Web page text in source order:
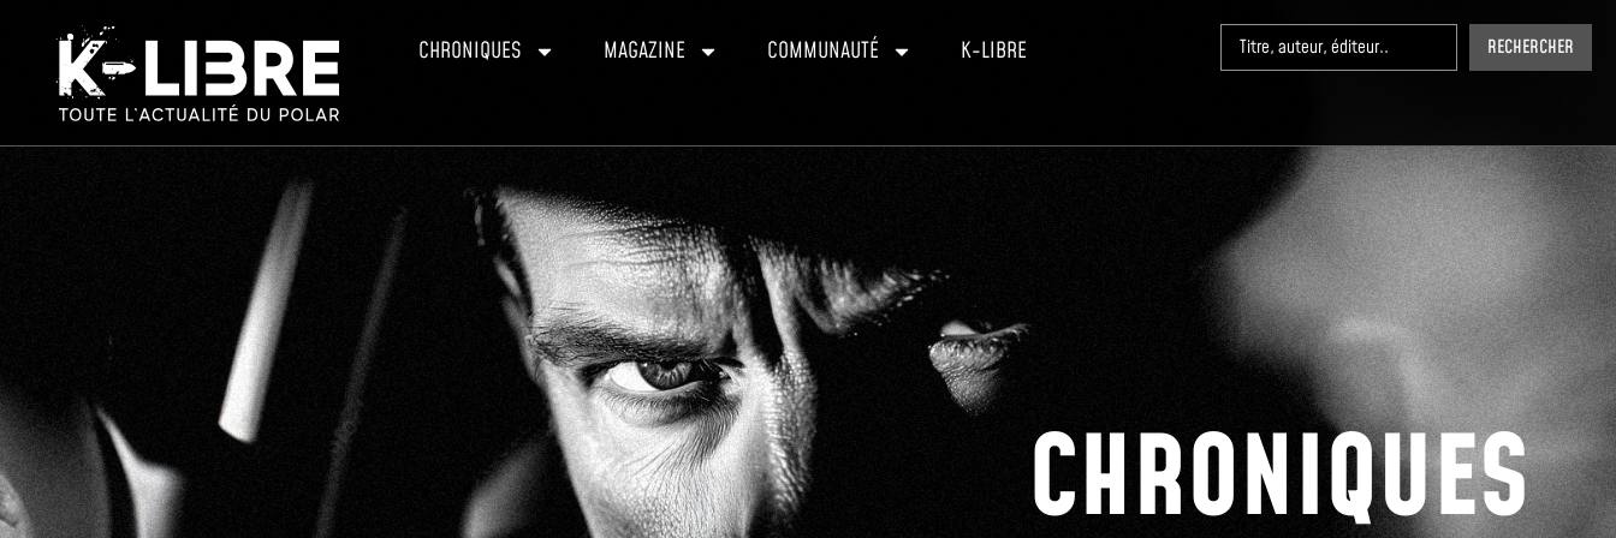
CHRONIQUES MAGAZINE COMMUNAUTÉ K-LIBRE RECHERCHER
CHRONIQUES